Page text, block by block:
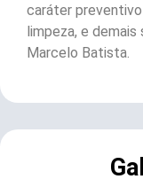
caráter
limpeza, e demais
Marcelo Batista.